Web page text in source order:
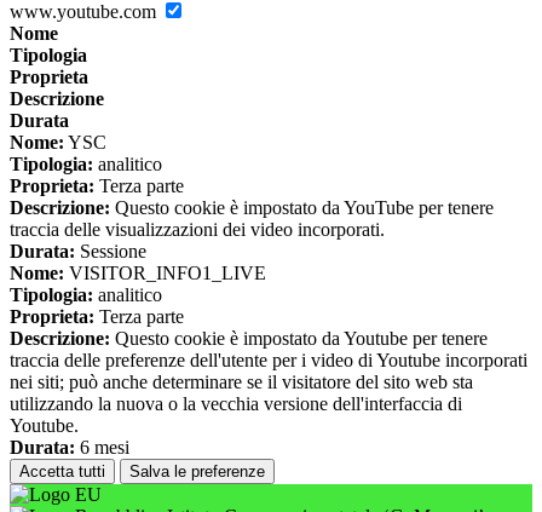
www.youtube.com
Nome
Tipologia
Proprieta
Descrizione
Durata
Nome: YSC
Tipologia: analitico
Proprieta: Terza parte
Descrizione: Questo cookie è impostato da YouTube per tenere
traccia delle visualizzazioni dei video incorporati.
Durata: Sessione
Nome: VISITOR_INFO1_LIVE
Tipologia: analitico
Proprieta: Terza parte
Descrizione: Questo cookie è impostato da Youtube per tenere
traccia delle preferenze dell'utente per i video di Youtube incorporati
nei siti; può anche determinare se il visitatore del sito web sta
utilizzando la nuova o la vecchia versione dell'interfaccia di
Youtube.
Durata: 6 mesi
Accetta tutti Salva le preferenze